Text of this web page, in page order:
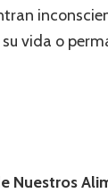
vida o
Nuestros